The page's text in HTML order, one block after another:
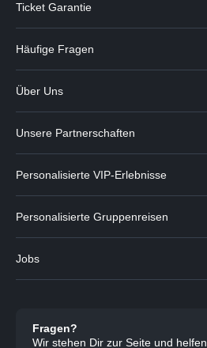
Ticket Garantie
Häufige Fragen
Über Uns
Unsere Partnerschaften
Personalisierte VIP-Erlebnisse
Personalisierte Gruppenreisen
Jobs
Fragen?
Wir stehen Dir zur Seite und helfen